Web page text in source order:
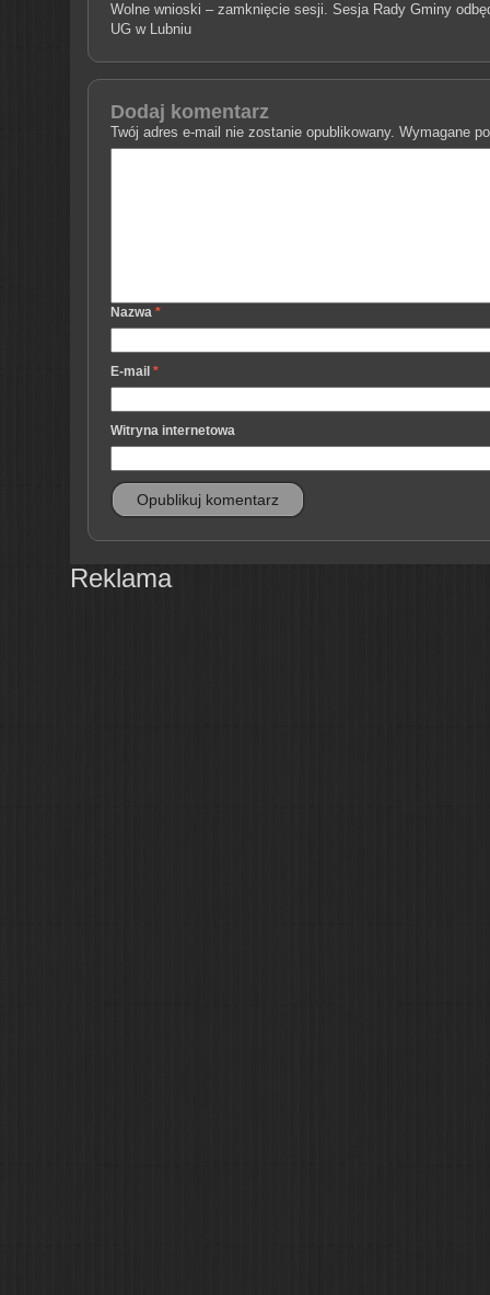
Wolne wnioski – zamknięcie sesji. Sesja Rady Gminy
UG w Lubniu
Dodaj komentarz
Twój adres e-mail nie zostanie opublikowany. Wymagane
Nazwa *
E-mail *
Witryna internetowa
Reklama